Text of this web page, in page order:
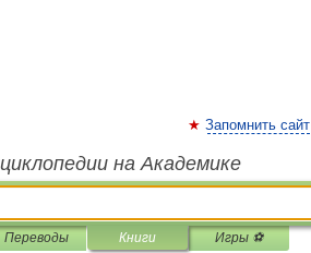
Запомнить сайт
на Академике
Переводы Книги Игры ⚽